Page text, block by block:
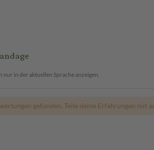
nur in der aktuellen Sprache anzeigen.
gefunden. Teile deine Erfahrungen mit